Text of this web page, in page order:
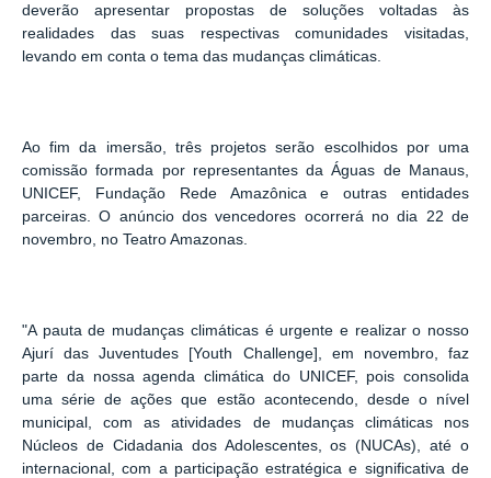
deverão apresentar propostas de soluções voltadas às
realidades das suas respectivas comunidades visitadas,
levando em conta o tema das mudanças climáticas.
Ao fim da imersão, três projetos serão escolhidos por uma
comissão formada por representantes da Águas de Manaus,
UNICEF, Fundação Rede Amazônica e outras entidades
parceiras. O anúncio dos vencedores ocorrerá no dia 22 de
novembro, no Teatro Amazonas.
"A pauta de mudanças climáticas é urgente e realizar o nosso
Ajurí das Juventudes [Youth Challenge], em novembro, faz
parte da nossa agenda climática do UNICEF, pois consolida
uma série de ações que estão acontecendo, desde o nível
municipal, com as atividades de mudanças climáticas nos
Núcleos de Cidadania dos Adolescentes, os (NUCAs), até o
internacional, com a participação estratégica e significativa de